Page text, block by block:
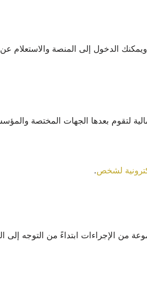
لتقوم بعدها الجهات المختصة
لشخص.
من الإجراءات ابتداءً من التوجه